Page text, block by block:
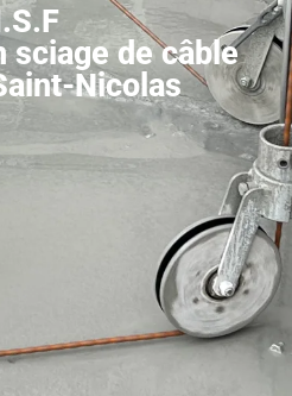
sciage de câble
Nicolas